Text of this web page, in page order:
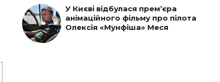
У Києві відбулася прем’єра
анімаційного фільму про пілота
Олексія «Мунфіша» Меся